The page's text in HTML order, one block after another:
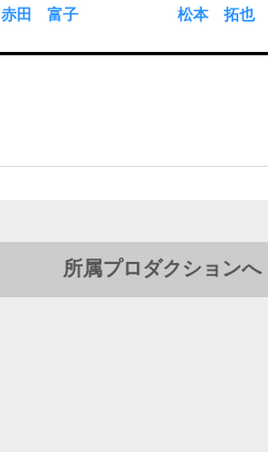
赤田 富子 松本 拓也
所属プロダクションへ